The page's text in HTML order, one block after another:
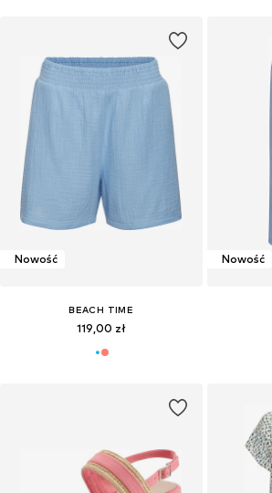
Nowość
BEACH TIME
119,00 zł
Nowość